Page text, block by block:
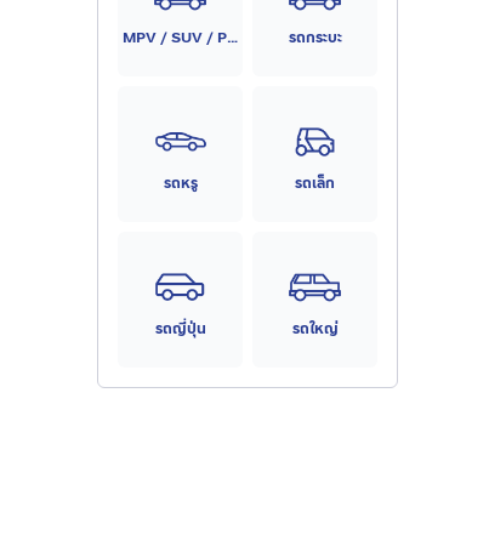
MPV / SUV / PPV รถกระบะ
รถหรู รถเล็ก
รถญี่ปุ่น รถใหญ่